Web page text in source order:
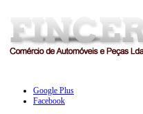
Google Plus
Facebook